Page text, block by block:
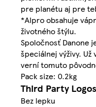
pre planétu aj pre
*Alpro obsahuje
životného štýlu.
Spoločnosť Danone
špeciálnej výživy.
verní tomuto
Pack size: 0.2kg
Third Party Logos
Bez lepku